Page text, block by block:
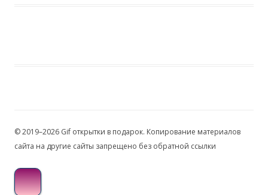
© 2019–2026 Gif открытки в подарок. Копирование материалов
сайта на другие сайты запрещено без обратной ссылки